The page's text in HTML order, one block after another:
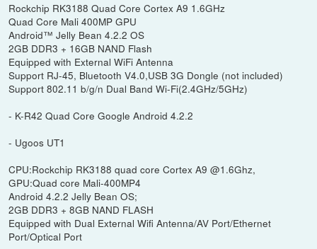
Rockchip RK3188 Quad Core Cortex A9 1.6GHz
Quad Core Mali 400MP GPU
Android™ Jelly Bean 4.2.2 OS
2GB DDR3 + 16GB NAND Flash
Equipped with External WiFi Antenna
Support RJ-45, Bluetooth V4.0,USB 3G Dongle (not included)
Support 802.11 b/g/n Dual Band Wi-Fi(2.4GHz/5GHz)
- K-R42 Quad Core Google Android 4.2.2
- Ugoos UT1
CPU:Rockchip RK3188 quad core Cortex A9 @1.6Ghz,
GPU:Quad core Mali-400MP4
Android 4.2.2 Jelly Bean OS;
2GB DDR3 + 8GB NAND FLASH
Equipped with Dual External Wifi Antenna/AV Port/Ethernet
Port/Optical Port